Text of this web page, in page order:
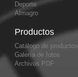
Deporte
Almagro
Productos
Catálogo de productos
Galería de fotos
Archivos PDF